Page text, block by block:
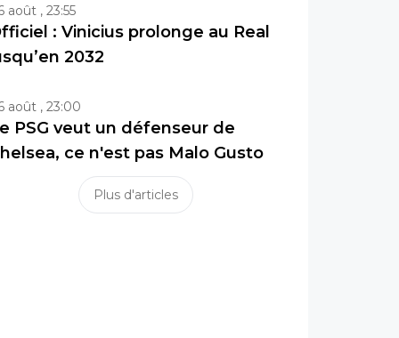
août , 23:55
: Vinicius prolonge au Real
2032
août , 23:00
PSG veut un défenseur de
ce n'est pas Malo Gusto
Plus d'articles